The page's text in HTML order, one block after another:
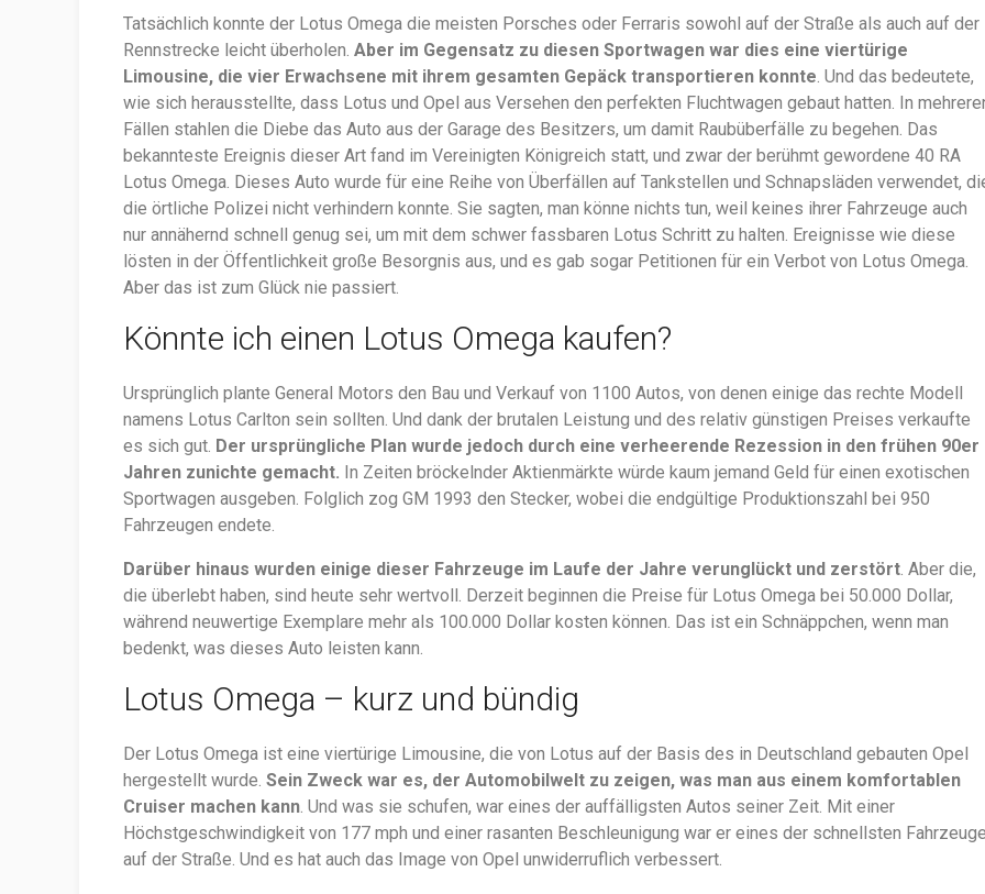
Tatsächlich konnte der Lotus Omega die meisten Porsches oder Ferraris sowohl auf der Straße als auch auf der
Rennstrecke leicht überholen. Aber im Gegensatz zu diesen Sportwagen war dies eine viertürige
Limousine, die vier Erwachsene mit ihrem gesamten Gepäck transportieren konnte . Und das bedeutete,
wie sich herausstellte, dass Lotus und Opel aus Versehen den perfekten Fluchtwagen gebaut hatten. In
Fällen stahlen die Diebe das Auto aus der Garage des Besitzers, um damit Raubüberfälle zu begehen. Das
bekannteste Ereignis dieser Art fand im Vereinigten Königreich statt, und zwar der berühmt gewordene 40 RA
Lotus Omega. Dieses Auto wurde für eine Reihe von Überfällen auf Tankstellen und Schnapsläden verwendet,
die örtliche Polizei nicht verhindern konnte. Sie sagten, man könne nichts tun, weil keines ihrer Fahrzeuge auch
nur annähernd schnell genug sei, um mit dem schwer fassbaren Lotus Schritt zu halten. Ereignisse wie diese
lösten in der Öffentlichkeit große Besorgnis aus, und es gab sogar Petitionen für ein Verbot von Lotus Omega.
Aber das ist zum Glück nie passiert.
Könnte ich einen Lotus Omega kaufen?
Ursprünglich plante General Motors den Bau und Verkauf von 1100 Autos, von denen einige das rechte Modell
namens Lotus Carlton sein sollten. Und dank der brutalen Leistung und des relativ günstigen Preises verkaufte
es sich gut. Der ursprüngliche Plan wurde jedoch durch eine verheerende Rezession in den frühen 90er
Jahren zunichte gemacht. In Zeiten bröckelnder Aktienmärkte würde kaum jemand Geld für einen exotischen
Sportwagen ausgeben. Folglich zog GM 1993 den Stecker, wobei die endgültige Produktionszahl bei 950
Fahrzeugen endete.
Darüber hinaus wurden einige dieser Fahrzeuge im Laufe der Jahre verunglückt und zerstört . Aber die,
die überlebt haben, sind heute sehr wertvoll. Derzeit beginnen die Preise für Lotus Omega bei 50.000 Dollar,
während neuwertige Exemplare mehr als 100.000 Dollar kosten können. Das ist ein Schnäppchen, wenn man
bedenkt, was dieses Auto leisten kann.
Lotus Omega – kurz und bündig
Der Lotus Omega ist eine viertürige Limousine, die von Lotus auf der Basis des in Deutschland gebauten Opel
hergestellt wurde. Sein Zweck war es, der Automobilwelt zu zeigen, was man aus einem komfortablen
Cruiser machen kann . Und was sie schufen, war eines der auffälligsten Autos seiner Zeit. Mit einer
Höchstgeschwindigkeit von 177 mph und einer rasanten Beschleunigung war er eines der schnellsten
auf der Straße. Und es hat auch das Image von Opel unwiderruflich verbessert.